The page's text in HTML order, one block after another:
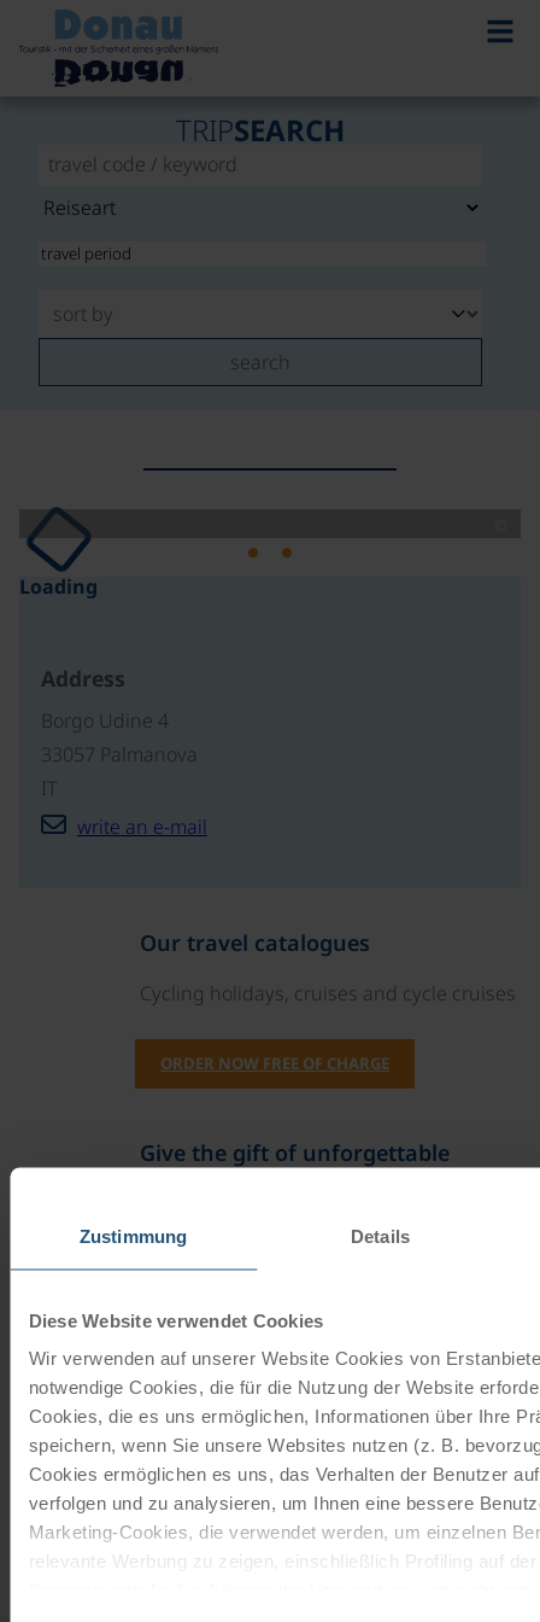
Zustimmung Details
Diese Website verwendet Cookies
Wir verwenden auf unserer Website Cookies von
notwendige Cookies, die für die Nutzung der Website
Cookies, die es uns ermöglichen, Informationen über Ihre
speichern, wenn Sie unsere Websites nutzen (z. B.
Cookies ermöglichen es uns, das Verhalten der Benutzer
verfolgen und zu analysieren, um Ihnen eine bessere
Marketing-Cookies, die verwendet werden, um einzelnen
relevante Werbung zu zeigen, einschließlich Profiling auf
TRIPSEARCH
search
Loading
Address
Borgo Udine 4
33057 Palmanova
IT
write an e-mail
Our travel catalogues
Cycling holidays, cruises and cycle cruises
ORDER NOW FREE OF CHARGE
Give the gift of unforgettable
With a travel voucher you always have the
perfect gift.
ORDER NOW
Subscribe to our newsletter
TOP offers, promotions - Always up to date!
REGISTER NOW